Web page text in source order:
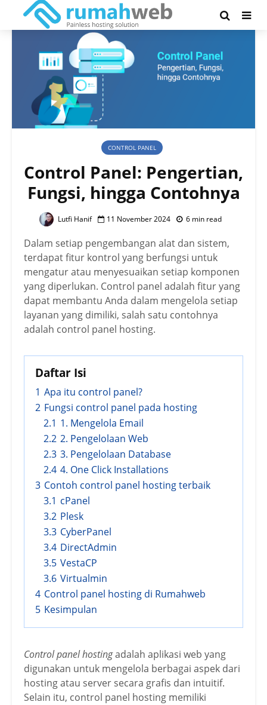
CONTROL PANEL
Control Panel: Pengertian,
Fungsi, hingga Contohnya
Lutfi Hanif 11 November 2024 6 min read
Dalam setiap pengembangan alat dan sistem,
terdapat fitur kontrol yang berfungsi untuk
mengatur atau menyesuaikan setiap komponen
yang diperlukan. Control panel adalah fitur yang
dapat membantu Anda dalam mengelola setiap
layanan yang dimiliki, salah satu contohnya
adalah control panel hosting.
Daftar Isi
1 Apa itu control panel?
2 Fungsi control panel pada hosting
2.1 1. Mengelola Email
2.2 2. Pengelolaan Web
2.3 3. Pengelolaan Database
2.4 4. One Click Installations
3 Contoh control panel hosting terbaik
3.1 cPanel
3.2 Plesk
3.3 CyberPanel
3.4 DirectAdmin
3.5 VestaCP
3.6 Virtualmin
4 Control panel hosting di Rumahweb
5 Kesimpulan
Control panel hostingadalah aplikasi web yang
digunakan untuk mengelola berbagai aspek dari
hosting atau server secara grafis dan intuitif.
Selain itu, control panel hosting memiliki